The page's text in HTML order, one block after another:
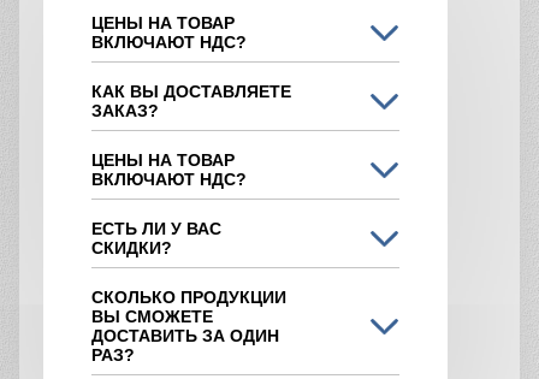
ЦЕНЫ НА ТОВАР
ВКЛЮЧАЮТ НДС?
КАК ВЫ ДОСТАВЛЯЕТЕ
ЗАКАЗ?
ЦЕНЫ НА ТОВАР
ВКЛЮЧАЮТ НДС?
ЕСТЬ ЛИ У ВАС
СКИДКИ?
СКОЛЬКО ПРОДУКЦИИ
ВЫ СМОЖЕТЕ
ДОСТАВИТЬ ЗА ОДИН
РАЗ?